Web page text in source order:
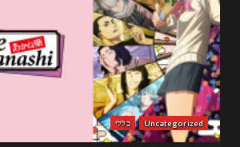
Uncategorized כללי